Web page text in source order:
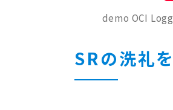
demo OCI
SRの洗礼